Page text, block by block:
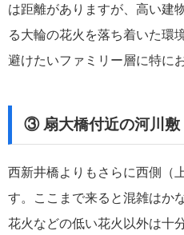
は距離がありますが、高い建
る大輪の花火を落ち着いた環
避けたいファミリー層に特に
③ 扇大橋付近の河川敷
西新井橋よりもさらに西側（
す。ここまで来ると混雑はか
花火などの低い花火以外は十